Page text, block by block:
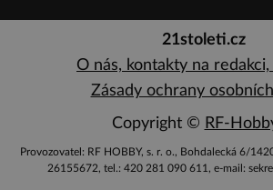
21stoleti.cz
O nás, kontakty na
Zásady ochrany
Copyright © RF-
Provozovatel: RF HOBBY, s. r. o., Bohdalecká 6/
26155672, tel.: 420 281 090 611, e-mail: